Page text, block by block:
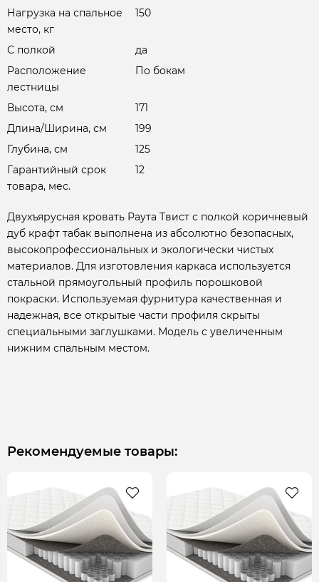
Нагрузка на спальное
место, кг
150
С полкой
да
Расположение
лестницы
По бокам
Высота, см
171
Длина/Ширина, см
199
Глубина, см
125
Гарантийный срок
товара, мес.
12
Двухъярусная кровать Раута Твист с полкой коричневый
дуб крафт табак выполнена из абсолютно безопасных,
высокопрофессиональных и экологически чистых
материалов. Для изготовления каркаса используется
стальной прямоугольный профиль порошковой
покраски. Используемая фурнитура качественная и
надежная, все открытые части профиля скрыты
специальными заглушками. Модель с увеличенным
нижним спальным местом.
Рекомендуемые товары: